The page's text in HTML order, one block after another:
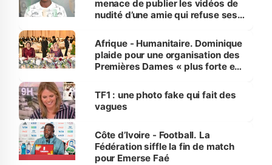
menace de publier les vidéos de
nudité d’une amie qui refuse ses
Afrique - Humanitaire. Dominique
plaide pour une organisation des
Premières Dames « plus forte et
sur la scène internationale »
TF1 : une photo fake qui fait des
vagues
Côte d’Ivoire - Football. La
Fédération siffle la fin de match
pour Emerse Faé